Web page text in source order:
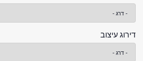
דירוג עיצוב